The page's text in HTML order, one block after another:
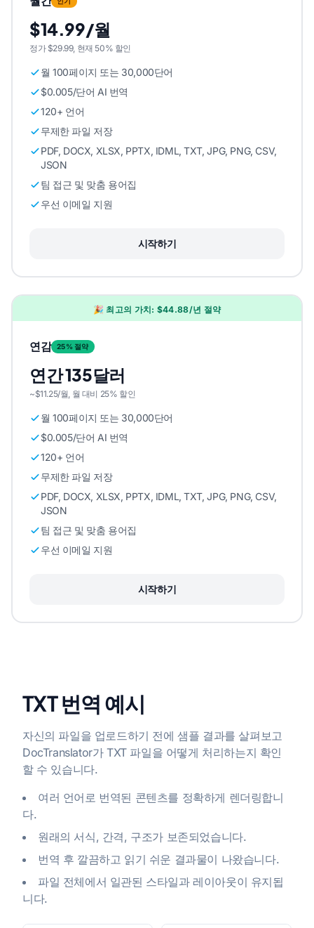
$14.99/월
정가 $29.99, 현재 50% 할인
월 100페이지 또는 30,000단어
$0.005/단어 AI 번역
120+ 언어
무제한 파일 저장
PDF, DOCX, XLSX, PPTX, IDML, TXT, JPG, PNG, CSV,
JSON
팀 접근 및 맞춤 용어집
우선 이메일 지원
시작하기
🎉 최고의 가치: $44.88/년 절약
연감 25% 절약
연간 135달러
~$11.25/월, 월 대비 25% 할인
월 100페이지 또는 30,000단어
$0.005/단어 AI 번역
120+ 언어
무제한 파일 저장
PDF, DOCX, XLSX, PPTX, IDML, TXT, JPG, PNG, CSV,
JSON
팀 접근 및 맞춤 용어집
우선 이메일 지원
시작하기
TXT 번역 예시
자신의 파일을 업로드하기 전에 샘플 결과를 살펴보고
DocTranslator가 TXT 파일을 어떻게 처리하는지 확인
할 수 있습니다.
여러 언어로 번역된 콘텐츠를 정확하게 렌더링합니
다.
원래의 서식, 간격, 구조가 보존되었습니다.
번역 후 깔끔하고 읽기 쉬운 결과물이 나왔습니다.
파일 전체에서 일관된 스타일과 레이아웃이 유지됩
니다.